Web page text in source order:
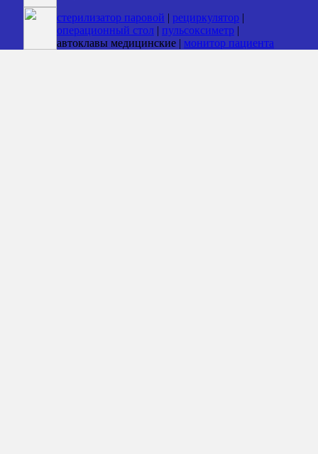
стерилизатор паровой | рециркулятор |
операционный стол | пульсоксиметр |
автоклавы медицинские | монитор пациента